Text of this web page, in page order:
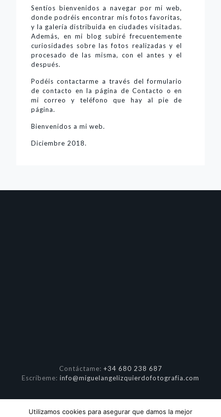
Sentíos bienvenidos a navegar por mi web,
donde podréis encontrar misfotos favoritas,
y la galería distribuida en ciudades visitadas.
Además, en mi blog subiré frecuentemente
curiosidades sobre las fotos realizadas y el
procesado de las misma, con el antes y el
después.
Podéis contactarme a través del formulario
de contacto en lapágina de Contacto o en
mi correo y teléfono que hay al pie de
página.
Bienvenidos a mi web.
Diciembre 2018.
Contáctame: +34 680 238 687
Escríbeme: info@miguelangelizquierdofotografia.com
Utilizamos cookies para asegurar que damos la mejor